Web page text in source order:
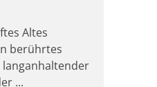
Altes
berührtes
...